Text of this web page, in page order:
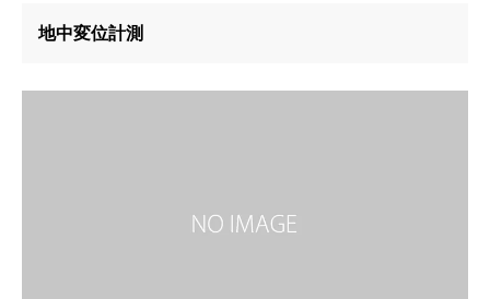
地中変位計測